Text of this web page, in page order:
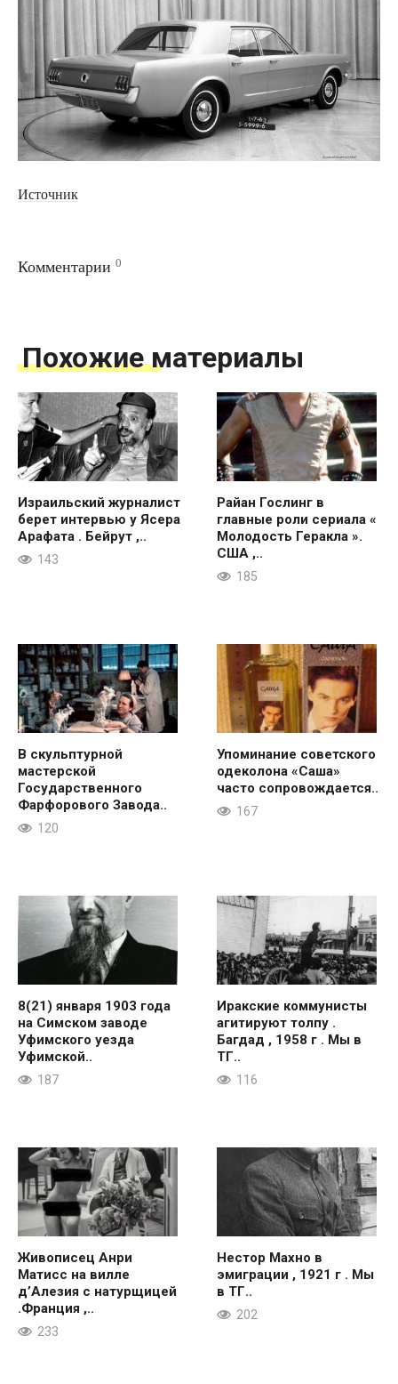
Источник
Комментарии 0
Похожие материалы
Израильский журналист
берет интервью у Ясера
Арафата . Бейрут ,..
143
Райан Гослинг в
главные роли сериала «
Молодость Геракла ».
США ,..
185
В скульптурной
мастерской
Государственного
Фарфорового Завода..
120
Упоминание советского
одеколона «Саша»
часто сопровождается..
167
8(21) января 1903 года
на Симском заводе
Уфимского уезда
Уфимской..
187
Иракские коммунисты
агитируют толпу .
Багдад , 1958 г . Мы в
ТГ..
116
Живописец Анри
Матисс на вилле
д’Алезия с натурщицей
.Франция ,..
233
Нестор Махно в
эмиграции , 1921 г . Мы
в ТГ..
202